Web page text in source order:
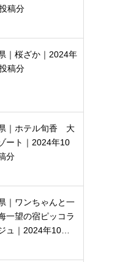
稿分
｜桜ざか｜2024年
稿分
｜ホテル旬香 大
ート｜2024年10
分
｜ワンちゃんと一
一望の宿ピッコラ
ュ｜2024年10…